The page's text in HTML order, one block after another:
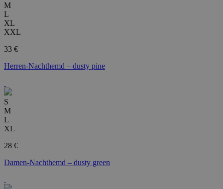
M
L
XL
XXL
33 €
Herren-Nachthemd – dusty pine
S
M
L
XL
28 €
Damen-Nachthemd – dusty green